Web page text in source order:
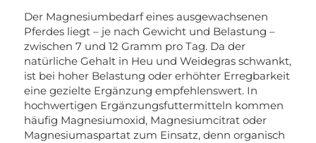
Der Magnesiumbedarf eines ausgewachsenen
Pferdes liegt – je nach Gewicht und Belastung –
zwischen 7 und 12 Gramm pro Tag. Da der
natürliche Gehalt in Heu und Weidegras schwankt,
ist bei hoher Belastung oder erhöhter Erregbarkeit
eine gezielte Ergänzung empfehlenswert. In
hochwertigen Ergänzungsfuttermitteln kommen
häufig Magnesiumoxid, Magnesiumcitrat oder
Magnesiumaspartat zum Einsatz, denn organisch